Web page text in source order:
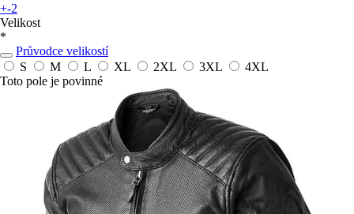
+-2
Velikost
*
Průvodce velikostí
S
M L XL 2XL 3XL
4XL
Toto pole je povinné